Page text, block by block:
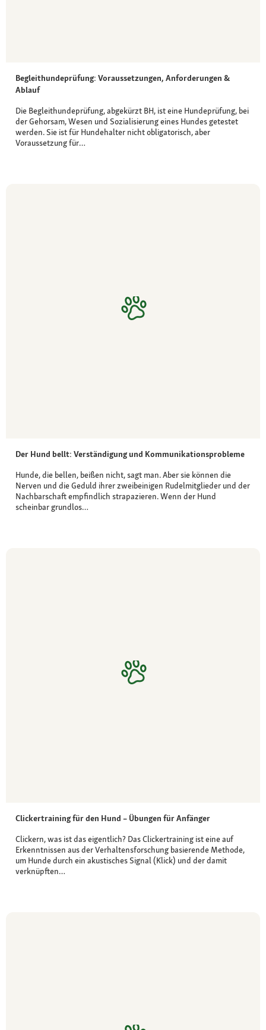
Begleithundeprüfung: Voraussetzungen, Anforderungen &
Ablauf
Die Begleithundeprüfung, abgekürzt BH, ist eine Hundeprüfung, bei
der Gehorsam, Wesen und Sozialisierung eines Hundes getestet
werden. Sie ist für Hundehalter nicht obligatorisch, aber
Voraussetzung für…
Der Hund bellt: Verständigung und Kommunikationsprobleme
Hunde, die bellen, beißen nicht, sagt man. Aber sie können die
Nerven und die Geduld ihrer zweibeinigen Rudelmitglieder und der
Nachbarschaft empfindlich strapazieren. Wenn der Hund
scheinbar grundlos…
Clickertraining für den Hund – Übungen für Anfänger
Clickern, was ist das eigentlich? Das Clickertraining ist eine auf
Erkenntnissen aus der Verhaltensforschung basierende Methode,
um Hunde durch ein akustisches Signal (Klick) und der damit
verknüpften…